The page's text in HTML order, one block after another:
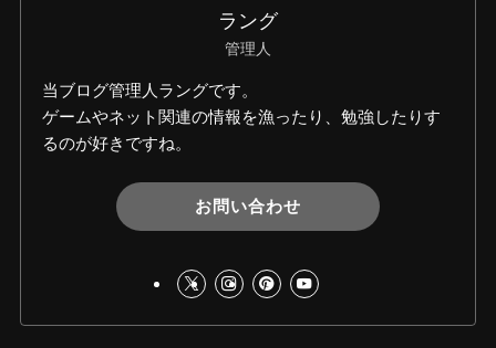
ラング
管理人
当ブログ管理人ラングです。
ゲームやネット関連の情報を漁ったり、勉強したりす
るのが好きですね。
お問い合わせ